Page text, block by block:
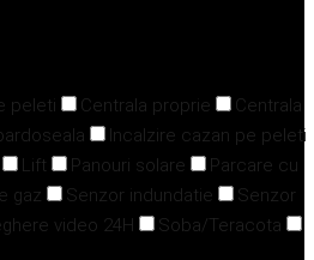
peleti Centrala proprie
Centrala
Incalzire cazan pe peleti
Lift Panouri solare
Parcare cu
gaz Senzor indundatie
Senzor
video 24H
Soba/Teracota